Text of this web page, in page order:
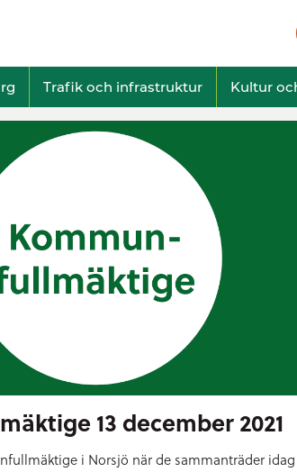
Trafik och infrastruktur Kultur
13 december 2021
i Norsjö när de sammanträder